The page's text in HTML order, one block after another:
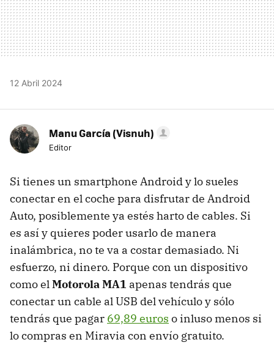
12 Abril 2024
Manu García (Visnuh)
Editor
Si tienes un smartphone Android y lo sueles
conectar en el coche para disfrutar de Android
Auto, posiblemente ya estés harto de cables. Si
es así y quieres poder usarlo de manera
inalámbrica, no te va a costar demasiado. Ni
esfuerzo, ni dinero. Porque con un dispositivo
como elMotorola MA1 apenas tendrás que
conectar un cable al USB del vehículo y sólo
tendrás que pagar 69,89 euros o inluso menos si
lo compras en Miravia con envío gratuito.